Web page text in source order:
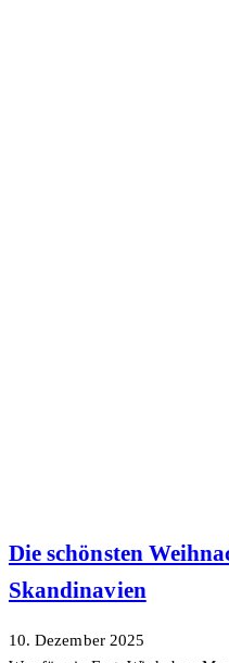
Die schönsten
Skandinavien
10. Dezember 2025